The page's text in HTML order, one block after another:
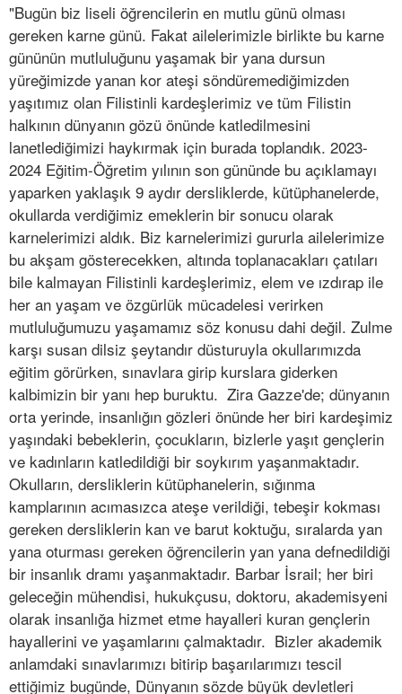
"Bugün biz liseli öğrencilerin en mutlu günü olması
gereken karne günü. Fakat ailelerimizle birlikte bu karne
gününün mutluluğunu yaşamak bir yana dursun
yüreğimizde yanan kor ateşi söndüremediğimizden
yaşıtımız olan Filistinli kardeşlerimiz ve tüm Filistin
halkının dünyanın gözü önünde katledilmesini
lanetlediğimizi haykırmak için burada toplandık. 2023-
2024 Eğitim-Öğretim yılının son gününde bu açıklamayı
yaparken yaklaşık 9 aydır dersliklerde, kütüphanelerde,
okullarda verdiğimiz emeklerin bir sonucu olarak
karnelerimizi aldık. Biz karnelerimizi gururla ailelerimize
bu akşam gösterecekken, altında toplanacakları çatıları
bile kalmayan Filistinli kardeşlerimiz, elem ve ızdırap ile
her an yaşam ve özgürlük mücadelesi verirken
mutluluğumuzu yaşamamız söz konusu dahi değil. Zulme
karşı susan dilsiz şeytandır düsturuyla okullarımızda
eğitim görürken, sınavlara girip kurslara giderken
kalbimizin bir yanı hep buruktu. Zira Gazze'de; dünyanın
orta yerinde, insanlığın gözleri önünde her biri kardeşimiz
yaşındaki bebeklerin, çocukların, bizlerle yaşıt gençlerin
ve kadınların katledildiği bir soykırım yaşanmaktadır.
Okulların, dersliklerin kütüphanelerin, sığınma
kamplarının acımasızca ateşe verildiği, tebeşir kokması
gereken dersliklerin kan ve barut koktuğu, sıralarda yan
yana oturması gereken öğrencilerin yan yana defnedildiği
bir insanlık dramı yaşanmaktadır. Barbar İsrail; her biri
geleceğin mühendisi, hukukçusu, doktoru, akademisyeni
olarak insanlığa hizmet etme hayalleri kuran gençlerin
hayallerini ve yaşamlarını çalmaktadır. Bizler akademik
anlamdaki sınavlarımızı bitirip başarılarımızı tescil
ettiğimiz bugünde, Dünyanın sözde büyük devletleri